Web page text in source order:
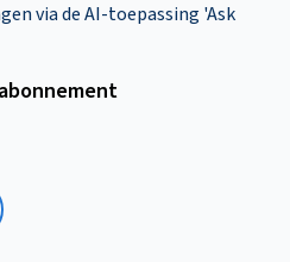
via de AI-toepassing 'Ask